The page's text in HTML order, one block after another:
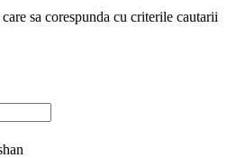
sa corespunda cu criterile cautarii